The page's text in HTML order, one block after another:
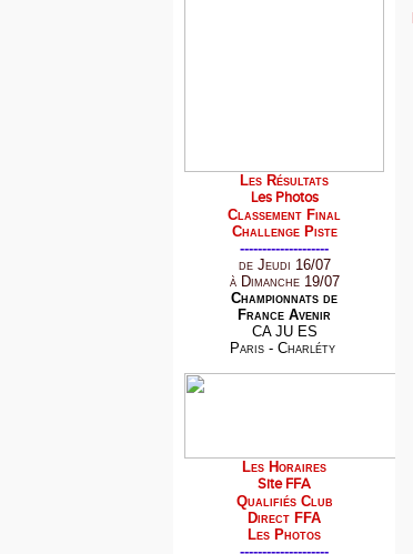
Les Résultats
Les Photos
Classement Final
Challenge Piste
--------------------
de Jeudi 16/07
à Dimanche 19/07
Championnats de
France Avenir
CA JU ES
Paris - Charléty
Les Horaires
Site FFA
Qualifiés Club
Direct FFA
Les Photos